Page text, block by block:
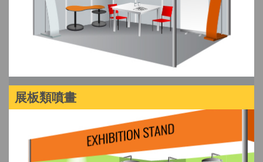
展板類噴畫